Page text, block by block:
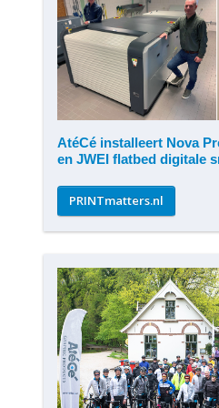
AtéCé installeert Nova
en JWEI flatbed digitale
PRINTmatters.nl